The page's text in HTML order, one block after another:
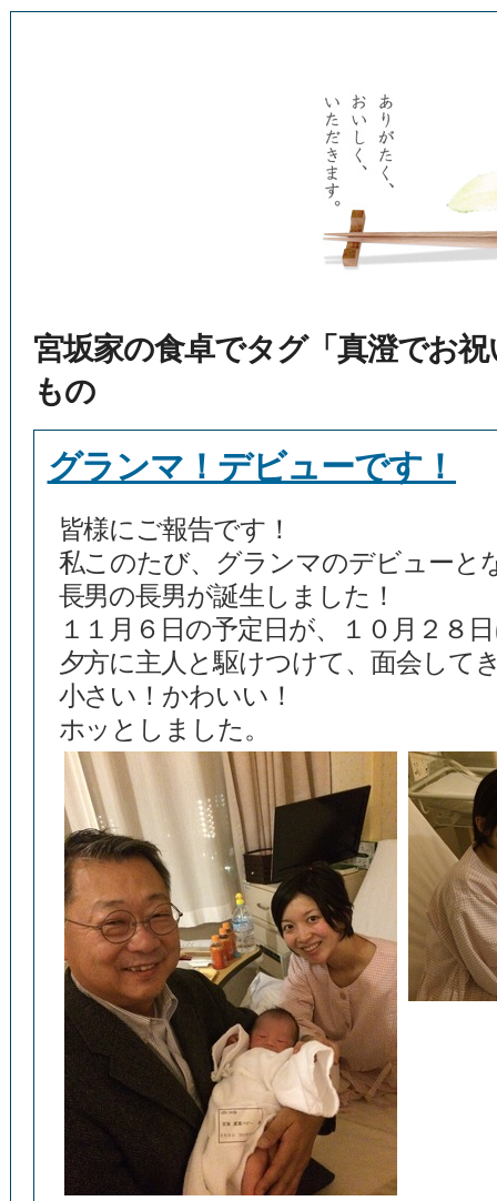
宮坂家の食卓でタグ「真澄でお
もの
グランマ！デビューです！
皆様にご報告です！
私このたび、グランマのデビューと
長男の長男が誕生しました！
１１月６日の予定日が、１０月２８
夕方に主人と駆けつけて、面会して
小さい！かわいい！
ホッとしました。